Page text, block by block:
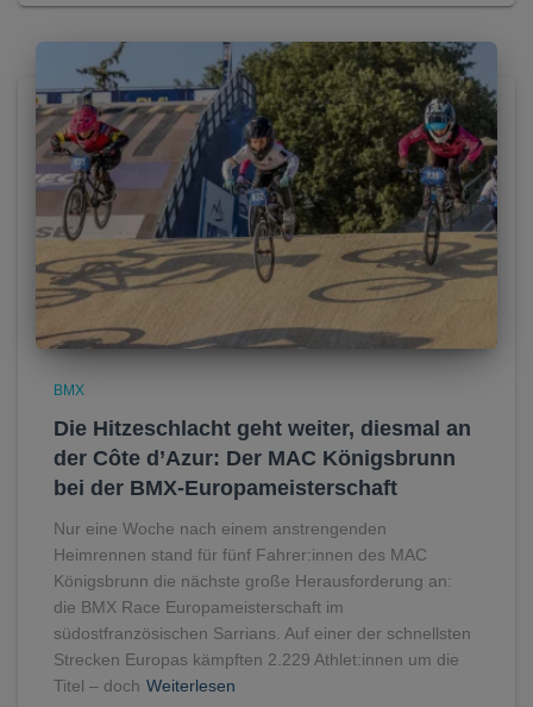
BMX
Die Hitzeschlacht geht weiter, diesmal an
der Côte d’Azur: Der MAC Königsbrunn
bei der BMX-Europameisterschaft
Nur eine Woche nach einem anstrengenden
Heimrennen stand für fünf Fahrer:innen des MAC
Königsbrunn die nächste große Herausforderung an:
die BMX Race Europameisterschaft im
südostfranzösischen Sarrians. Auf einer der schnellsten
Strecken Europas kämpften 2.229 Athlet:innen um die
Titel – doch Weiterlesen